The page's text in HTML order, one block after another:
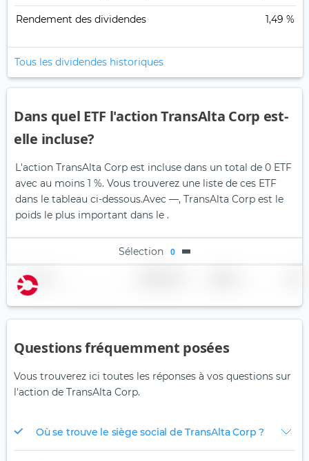
Rendement des dividendes 1,49 %
Tous les dividendes historiques
Dans quel ETF l'action TransAlta Corp est-
elle incluse?
L'action TransAlta Corp est incluse dans un total de 0 ETF
avec au moins 1 %. Vous trouverez une liste de ces ETF
dans le tableau ci-dessous.Avec —, TransAlta Corp est le
poids le plus important dans le .
Sélection 0
Nom
Questions fréquemment posées
Vous trouverez ici toutes les réponses à vos questions sur
l'action de TransAlta Corp.
Où se trouve le siège social de TransAlta Corp ?